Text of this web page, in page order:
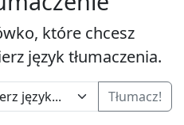
które chcesz
język tłumaczenia.
Tłumacz!